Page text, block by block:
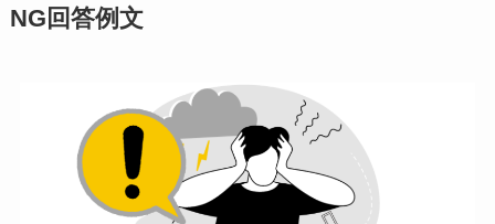
NG回答例文